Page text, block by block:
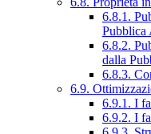
6.8.1.
Pubblica
6.8.2.
dalla
6.8.3.
6.9.
6.9.1. I
6.9.2. I